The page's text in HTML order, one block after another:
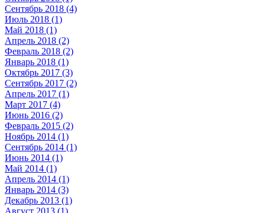
Сентябрь 2018 (4)
Июль 2018 (1)
Май 2018 (1)
Апрель 2018 (2)
Февраль 2018 (2)
Январь 2018 (1)
Октябрь 2017 (3)
Сентябрь 2017 (2)
Апрель 2017 (1)
Март 2017 (4)
Июнь 2016 (2)
Февраль 2015 (2)
Ноябрь 2014 (1)
Сентябрь 2014 (1)
Июнь 2014 (1)
Май 2014 (1)
Апрель 2014 (1)
Январь 2014 (3)
Декабрь 2013 (1)
Август 2013 (1)